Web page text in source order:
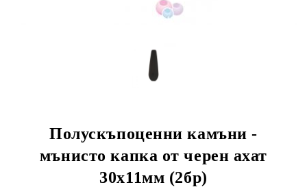
Полускъпоценни камъни -
мънисто капка от черен ахат
30х11мм (2бр)